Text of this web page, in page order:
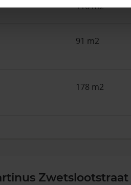
116 m2
91 m2
178 m2
Zwetslootstraat